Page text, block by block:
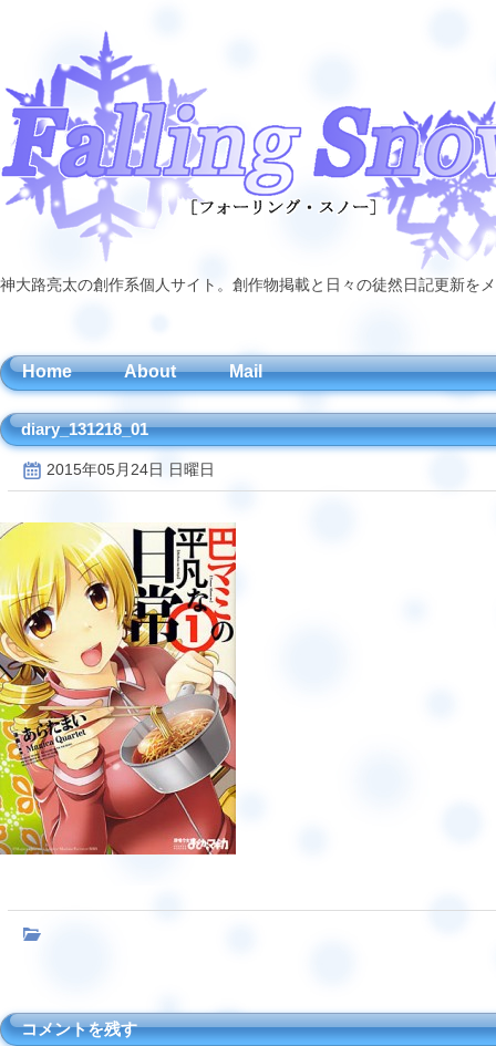
神大路亮太の創作系個人サイト。創作物掲載と日々の徒然日記更新
Home About Mail
diary_131218_01
2015年05月24日 日曜日
コメントを残す